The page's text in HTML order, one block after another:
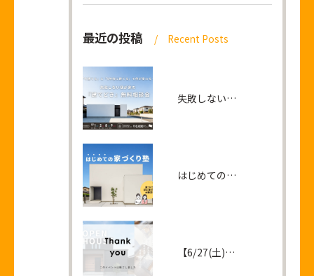
最近の投稿 Recent Posts
失敗しない我が家の『建てどき』無料相談会
はじめての家づくり塾
【6/27(土)・28(日)】完成見学会 ＠高松市六条町